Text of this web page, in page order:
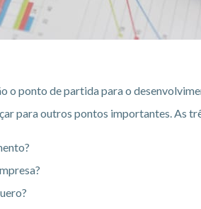
o ponto de partida para o
para outros pontos importantes. As